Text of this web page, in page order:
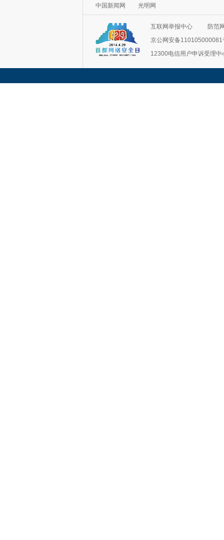
中国新闻网
光明网
互联网举报中心
防范
京公网安备110105000081
12300电信用户申诉受理中